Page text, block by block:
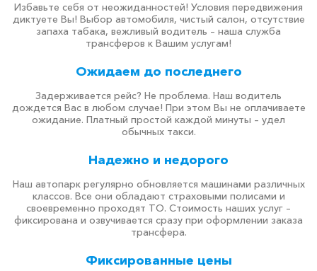
Избавьте себя от неожиданностей! Условия передвижения
диктуете Вы! Выбор автомобиля, чистый салон, отсутствие
запаха табака, вежливый водитель – наша служба
трансферов к Вашим услугам!
Ожидаем до последнего
Задерживается рейс? Не проблема. Наш водитель
дождется Вас в любом случае! При этом Вы не оплачиваете
ожидание. Платный простой каждой минуты – удел
обычных такси.
Надежно и недорого
Наш автопарк регулярно обновляется машинами различных
классов. Все они обладают страховыми полисами и
своевременно проходят ТО. Стоимость наших услуг –
фиксирована и озвучивается сразу при оформлении заказа
трансфера.
Фиксированные цены